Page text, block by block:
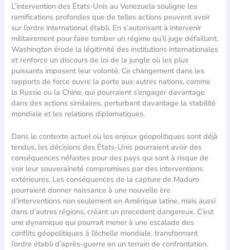
L’intervention des États-Unis au Venezuela souligne les
ramifications profondes que de telles actions peuvent avoir
sur l’ordre international établi. En s’autorisant à intervenir
militairement pour faire tomber un régime qu’il juge défaillant,
Washington érode la légitimité des institutions internationales
et renforce un discours de loi de la jungle où les plus
puissants imposent leur volonté. Ce changement dans les
rapports de force ouvre la porte aux autres nations, comme
la Russie ou la Chine, qui pourraient s’engager davantage
dans des actions similaires, perturbant davantage la stabilité
mondiale et les relations diplomatiques.
Dans le contexte actuel où les enjeux géopolitiques sont déjà
tendus, les décisions des États-Unis pourraient avoir des
conséquences néfastes pour des pays qui sont à risque de
voir leur souveraineté compromises par des interventions
extérieures. Les conséquences de la capture de Maduro
pourraient donner naissance à une nouvelle ère
d’interventions non seulement en Amérique latine, mais aussi
dans d’autres régions, créant un precedent dangereux. C’est
une dynamique qui pourrait mener à une escalade des
conflits géopolitiques à l’échelle mondiale, transformant
l’ordre établi d’après-guerre en un terrain de confrontation.